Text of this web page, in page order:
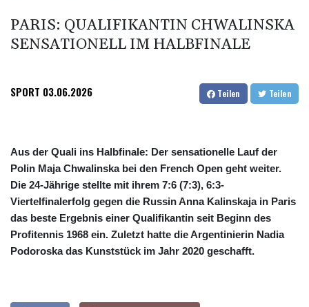
PARIS: QUALIFIKANTIN CHWALINSKA
SENSATIONELL IM HALBFINALE
SPORT 03.06.2026 Teilen Teilen
Aus der Quali ins Halbfinale: Der sensationelle Lauf der
Polin Maja Chwalinska bei den French Open geht weiter.
Die 24-Jährige stellte mit ihrem 7:6 (7:3), 6:3-
Viertelfinalerfolg gegen die Russin Anna Kalinskaja in Paris
das beste Ergebnis einer Qualifikantin seit Beginn des
Profitennis 1968 ein. Zuletzt hatte die Argentinierin Nadia
Podoroska das Kunststück im Jahr 2020 geschafft.